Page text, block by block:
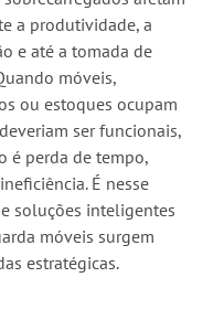
a produtividade, a
e até a tomada de
móveis,
ou estoques ocupam
ser funcionais,
é perda de tempo,
É nesse
soluções inteligentes
móveis surgem
estratégicas.